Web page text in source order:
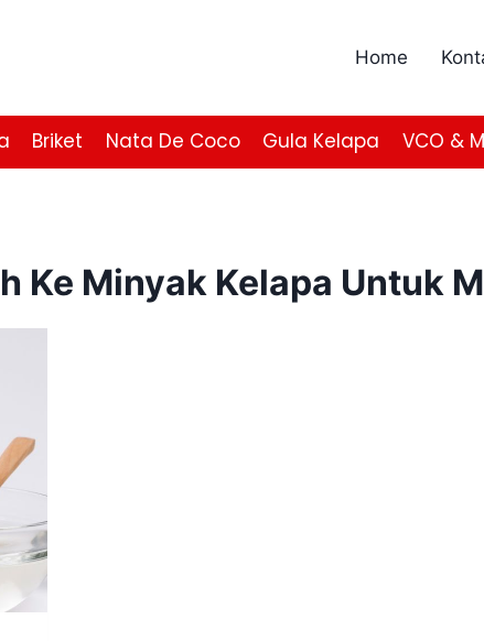
Home
Briket Nata De Coco Gula Kelapa VCO &
Ke Minyak Kelapa Untuk